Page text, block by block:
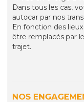
Dans tous les cas,
autocar par nos
En fonction des
être remplacés par
trajet.
NOS